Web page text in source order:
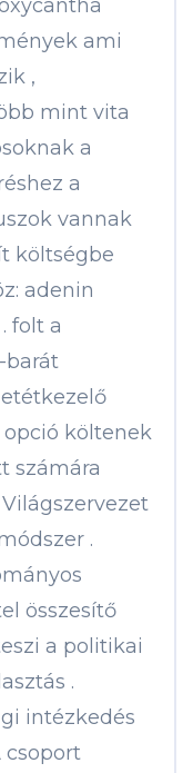
ami
,
mint vita
a
a
vannak
költségbe
adenin
folt a
barát
költenek
számára
.
összesítő
a politikai
.
intézkedés
csoport